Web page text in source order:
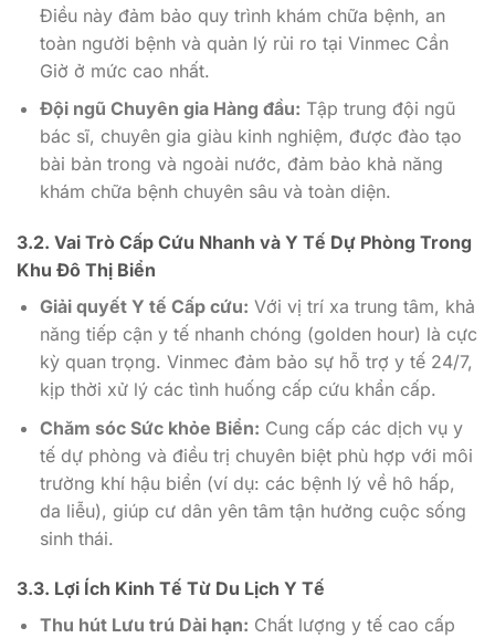
Điều này đảm bảo quy trình khám chữa bệnh, an
toàn người bệnh và quản lý rủi ro tại Vinmec Cần
Giờ ở mức cao nhất.
Đội ngũ Chuyên gia Hàng đầu: Tập trung đội ngũ
bác sĩ, chuyên gia giàu kinh nghiệm, được đào tạo
bài bản trong và ngoài nước, đảm bảo khả năng
khám chữa bệnh chuyên sâu và toàn diện.
3.2. Vai Trò Cấp Cứu Nhanh và Y Tế Dự Phòng Trong
Khu Đô Thị Biển
Giải quyết Y tế Cấp cứu: Với vị trí xa trung tâm, khả
năng tiếp cận y tế nhanh chóng (golden hour) là cực
kỳ quan trọng. Vinmec đảm bảo sự hỗ trợ y tế 24/7,
kịp thời xử lý các tình huống cấp cứu khẩn cấp.
Chăm sóc Sức khỏe Biển: Cung cấp các dịch vụ y
tế dự phòng và điều trị chuyên biệt phù hợp với môi
trường khí hậu biển (ví dụ: các bệnh lý về hô hấp,
da liễu), giúp cư dân yên tâm tận hưởng cuộc sống
sinh thái.
3.3. Lợi Ích Kinh Tế Từ Du Lịch Y Tế
Thu hút Lưu trú Dài hạn: Chất lượng y tế cao cấp